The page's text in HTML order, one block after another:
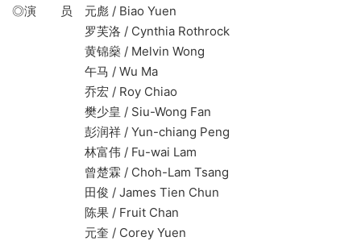
◎演 员 元彪 / Biao Yuen
罗芙洛 / Cynthia Rothrock
黄锦燊 / Melvin Wong
午马 / Wu Ma
乔宏 / Roy Chiao
樊少皇 / Siu-Wong Fan
彭润祥 / Yun-chiang Peng
林富伟 / Fu-wai Lam
曾楚霖 / Choh-Lam Tsang
田俊 / James Tien Chun
陈果 / Fruit Chan
元奎 / Corey Yuen